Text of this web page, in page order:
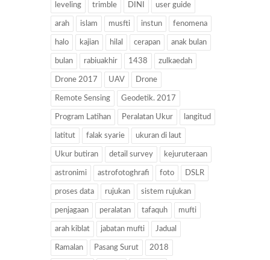
leveling trimble DINI user guide
arah islam musfti instun fenomena
halo kajian hilal cerapan anak bulan
bulan rabiuakhir 1438 zulkaedah
Drone 2017 UAV Drone
Remote Sensing Geodetik. 2017
Program Latihan Peralatan Ukur langitud
latitut falak syarie ukuran di laut
Ukur butiran detail survey kejuruteraan
astronimi astrofotoghrafi foto DSLR
proses data rujukan sistem rujukan
penjagaan peralatan tafaquh mufti
arah kiblat jabatan mufti Jadual
Ramalan Pasang Surut 2018